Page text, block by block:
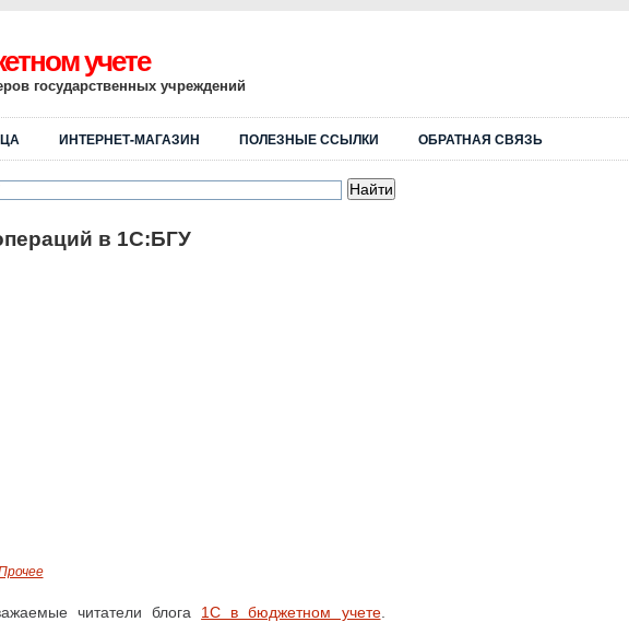
учете
государственных учреждений
ИНТЕРНЕТ-МАГАЗИН ПОЛЕЗНЫЕ ССЫЛКИ ОБРАТНАЯ СВЯЗЬ
в 1С:БГУ
читатели блога 1С в бюджетном учете.